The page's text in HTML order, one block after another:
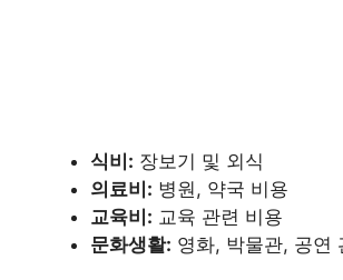
식비: 장보기 및 외식
의료비: 병원, 약국 비용
교육비: 교육 관련 비용
문화생활: 영화, 박물관, 공연